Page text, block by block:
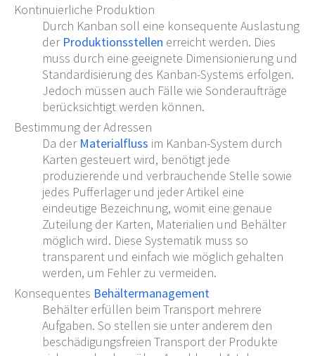
Kontinuierliche Produktion
Durch Kanban soll eine konsequente Auslastung
der Produktionsstellen erreicht werden. Dies
muss durch eine geeignete Dimensionierung und
Standardisierung des Kanban-Systems erfolgen.
Jedoch müssen auch Fälle wie Sonderaufträge
berücksichtigt werden können.
Bestimmung der Adressen
Da der Materialfluss im Kanban-System durch
Karten gesteuert wird, benötigt jede
produzierende und verbrauchende Stelle sowie
jedes Pufferlager und jeder Artikel eine
eindeutige Bezeichnung, womit eine genaue
Zuteilung der Karten, Materialien und Behälter
möglich wird. Diese Systematik muss so
transparent und einfach wie möglich gehalten
werden, um Fehler zu vermeiden.
Konsequentes Behältermanagement
Behälter erfüllen beim Transport mehrere
Aufgaben. So stellen sie unter anderem den
beschädigungsfreien Transport der Produkte